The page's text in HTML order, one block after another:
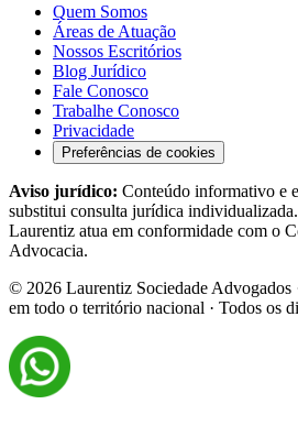
Quem Somos
Áreas de Atuação
Nossos Escritórios
Blog Jurídico
Fale Conosco
Trabalhe Conosco
Privacidade
Preferências de cookies
Aviso jurídico: Conteúdo informativo e
substitui consulta jurídica
Laurentiz atua em conformidade com o
Advocacia.
© 2026 Laurentiz Sociedade Advogados
em todo o território nacional · Todos os